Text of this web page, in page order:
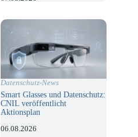
Datenschutz-News
Smart Glasses und Datenschutz:
CNIL veröffentlicht
Aktionsplan
06.08.2026